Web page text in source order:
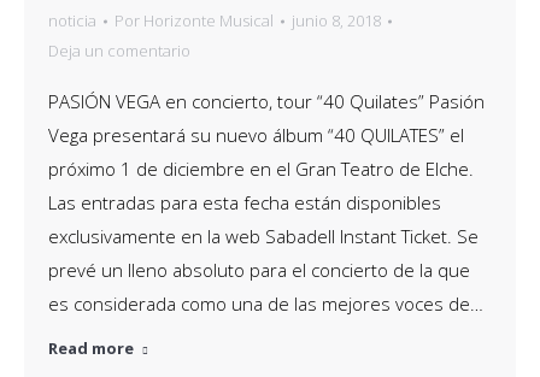
noticia Por Horizonte Musical
junio 8, 2018
Deja un comentario
PASIÓN VEGA en concierto, tour “40 Quilates” Pasión
Vega presentará su nuevo álbum “40 QUILATES” el
próximo 1 de diciembre en el Gran Teatro de Elche.
Las entradas para esta fecha están disponibles
exclusivamente en la web Sabadell Instant Ticket. Se
prevé un lleno absoluto para el concierto de la que
es considerada como una de las mejores voces de…
Read more